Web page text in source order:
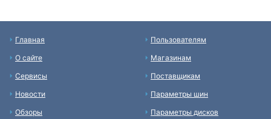
Главная
О сайте
Сервисы
Новости
Обзоры
Пользователям
Магазинам
Поставщикам
Параметры шин
Параметры дисков